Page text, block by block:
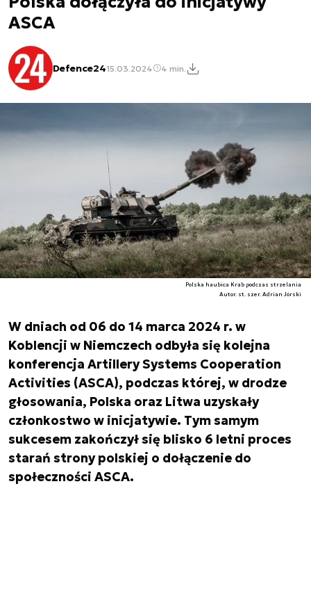
ASCA
Defence2415.03.2024 4 min.
Polska haubica Krab podczas strzelania
Autor. st. szer. Adrian Jórski
W dniach od 06 do 14 marca 2024 r. w
Koblencji w Niemczech odbyła się kolejna
konferencja Artillery Systems Cooperation
Activities (ASCA), podczas której, w drodze
głosowania, Polska oraz Litwa uzyskały
członkostwo w inicjatywie. Tym samym
sukcesem zakończył się blisko 6 letni proces
starań strony polskiej o dołączenie do
społeczności ASCA.